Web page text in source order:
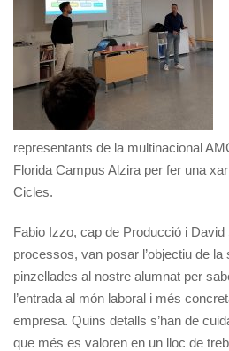
representants de la multinacional
Florida Campus Alzira per fer una
Cicles.
Fabio Izzo, cap de Producció i David
processos, van posar l’objectiu de
pinzellades al nostre alumnat per
l’entrada al món laboral i més
empresa. Quins detalls s’han de
que més es valoren en un lloc de